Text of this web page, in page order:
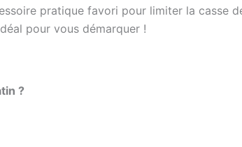
pratique favori pour limiter la casse
pour vous démarquer !
?